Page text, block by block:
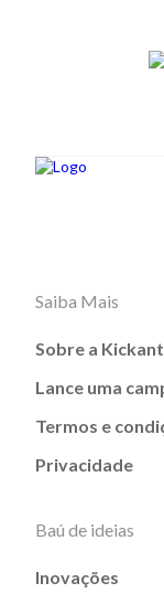
Saiba Mais
Sobre a
Lance uma
Termos e
Privacidade
Baú de ideias
Inovações